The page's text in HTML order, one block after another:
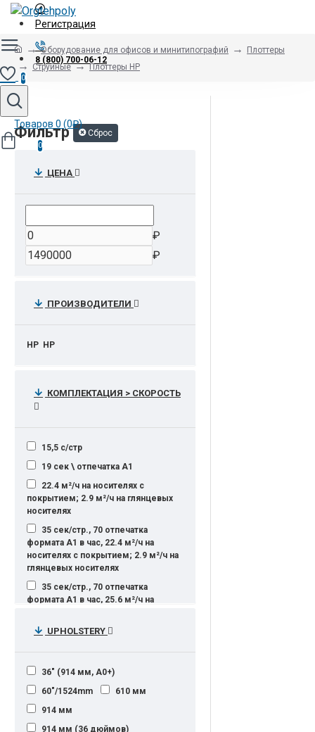
Регистрация
8 (800) 700-06-12
0
Товаров 0 (0₽)
0
Оборудование для офисов и минитипографий
Плоттеры
Струйные
Плоттеры HP
Фильтр Сброс
ЦЕНА
₽
₽
ПРОИЗВОДИТЕЛИ
HP НР
КОМПЛЕКТАЦИЯ > СКОРОСТЬ
15,5 с/стр
19 сек \ отпечатка A1
22.4 м²/ч на носителях с
покрытием; 2.9 м²/ч на глянцевых
носителях
35 сек/стр., 70 отпечатка
формата A1 в час, 22.4 м²/ч на
носителях с покрытием; 2.9 м²/ч на
глянцевых носителях
35 сек/стр., 70 отпечатка
формата A1 в час, 25.6 м²/ч на
глянцевых носителях
отпечатка A1 в час (цвет)
UPHOLSTERY
36" (914 мм, A0+)
60"/1524mm
610 мм
914 мм
914 мм (36 дюймов)